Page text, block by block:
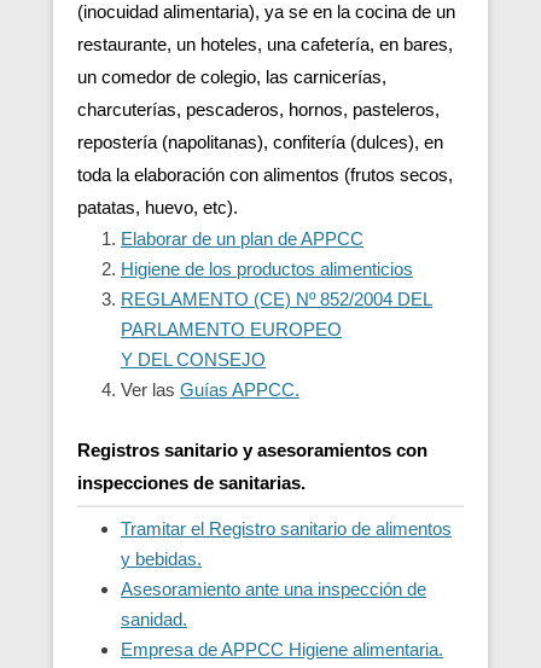
(inocuidad alimentaria), ya se en la cocina de un
restaurante, un hoteles, una cafetería, en bares,
un comedor de colegio, las carnicerías,
charcuterías, pescaderos, hornos, pasteleros,
repostería (napolitanas), confitería (dulces), en
toda la elaboración con alimentos (frutos secos,
patatas, huevo, etc).
Elaborar de un plan de APPCC
Higiene de los productos alimenticios
REGLAMENTO (CE) Nº 852/2004 DEL
PARLAMENTO EUROPEO
Y DEL CONSEJO
Ver las Guías APPCC.
Registros sanitario y asesoramientos con
inspecciones de sanitarias.
Tramitar el Registro sanitario de alimentos
y bebidas.
Asesoramiento ante una inspección de
sanidad.
Empresa de APPCC Higiene alimentaria.